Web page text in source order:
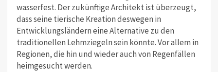
wasserfest. Der zukünftige Architekt ist überzeugt,
dass seine tierische Kreation deswegen in
Entwicklungsländern eine Alternative zu den
traditionellen Lehmziegeln sein könnte. Vor allem in
Regionen, die hin und wieder auch von Regenfällen
heimgesucht werden.